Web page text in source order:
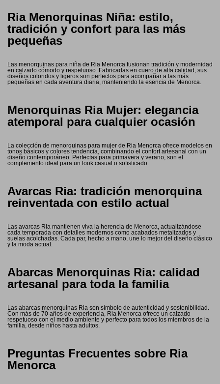
Ria Menorquinas Niña: estilo,
tradición y confort para las más
pequeñas
Las menorquinas para niña de Ria Menorca fusionan tradición y modernidad
en calzado cómodo y respetuoso. Fabricadas en cuero de alta calidad, sus
diseños coloridos y ligeros son perfectos para acompañar a las más
pequeñas en cada aventura diaria, manteniendo la esencia de Menorca.
Menorquinas Ria Mujer: elegancia
atemporal para cualquier ocasión
La colección de menorquinas para mujer de Ria Menorca ofrece modelos en
tonos básicos y colores tendencia, combinando el confort artesanal con un
diseño contemporáneo. Perfectas para primavera y verano, son el
complemento ideal para un look casual o sofisticado.
Avarcas Ria: tradición menorquina
reinventada con estilo actual
Las avarcas Ria mantienen viva la herencia de Menorca, actualizándose
cada temporada con detalles modernos como acabados metalizados y
suelas acolchadas. Cada par, hecho a mano, une lo mejor del diseño clásico
y la moda actual.
Abarcas Menorquinas Ria: calidad
artesanal para toda la familia
Las abarcas menorquinas Ria son símbolo de autenticidad y sostenibilidad.
Con más de 70 años de experiencia, Ria Menorca ofrece un calzado
respetuoso con el medio ambiente y perfecto para todos los miembros de la
familia, desde niños hasta adultos.
Preguntas Frecuentes sobre Ria
Menorca